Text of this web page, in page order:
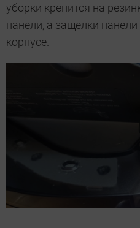
уборки крепится на
панели, а защелки
корпусе.